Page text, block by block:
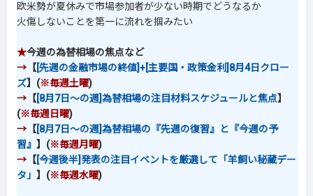
欧米勢が夏休みで市場参加者が少ない時期でどうなるか
火傷しないことを第一に流れを掴みたい
★今週の為替相場の焦点など
→ 【[先週の金融市場の終値]+[主要国・政策金利]8月4日クロー
ズ】(※毎週土曜)
→ 【[8月7日～の週]為替相場の注目材料スケジュールと焦点】
(※毎週日曜)
→ 【[8月7日～の週]為替相場の『先週の復習』と『今週の予
習』 】(※毎週月曜)
→ 【[今週後半]発表の注目イベントを厳選して「羊飼い秘蔵デー
タ」 】(※毎週水曜)